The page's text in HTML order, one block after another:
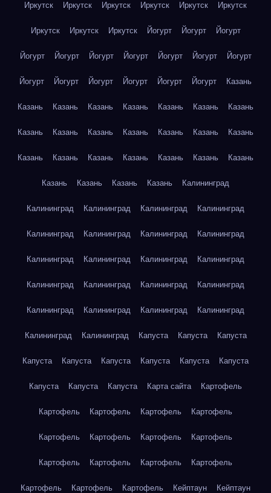
Иркутск Иркутск Иркутск Иркутск Иркутск Иркутск
Иркутск Иркутск Иркутск Йогурт Йогурт Йогурт
Йогурт Йогурт Йогурт Йогурт Йогурт Йогурт Йогурт
Йогурт Йогурт Йогурт Йогурт Йогурт Йогурт Казань
Казань Казань Казань Казань Казань Казань Казань
Казань Казань Казань Казань Казань Казань Казань
Казань Казань Казань Казань Казань Казань Казань
Казань Казань Казань Казань Калининград
Калининград Калининград Калининград Калининград
Калининград Калининград Калининград Калининград
Калининград Калининград Калининград Калининград
Калининград Калининград Калининград Калининград
Калининград Калининград Калининград Калининград
Калининград Калининград Капуста Капуста Капуста
Капуста Капуста Капуста Капуста Капуста Капуста
Капуста Капуста Капуста Карта сайта Картофель
Картофель Картофель Картофель Картофель
Картофель Картофель Картофель Картофель
Картофель Картофель Картофель Картофель
Картофель Картофель Картофель Кейптаун Кейптаун